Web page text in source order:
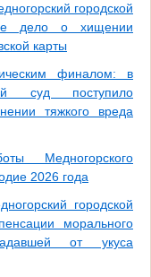
городской
дело о хищении
карты
финалом: в
суд поступило
тяжкого вреда
Медногорского
2026 года
городской
морального
от укуса